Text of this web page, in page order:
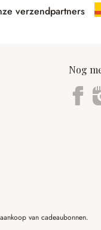
verzendpartners
Nog
van cadeaubonnen.